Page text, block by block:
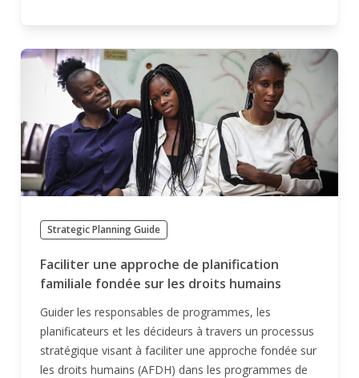
Strategic Planning Guide
Faciliter une approche de planification
familiale fondée sur les droits humains
Guider les responsables de programmes, les
planificateurs et les décideurs à travers un processus
stratégique visant à faciliter une approche fondée sur
les droits humains (AFDH) dans les programmes de